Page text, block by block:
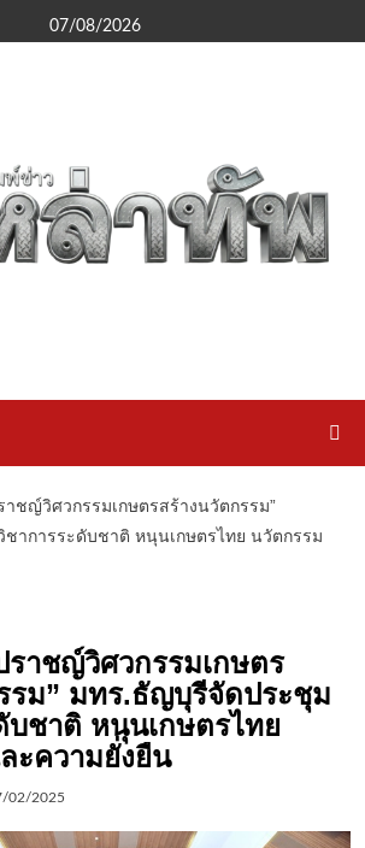
07/08/2026
ชญ์วิศวกรรมเกษตรสร้างนวัตกรรม”
าการระดับชาติ หนุนเกษตรไทย นวัตกรรม
าชญ์วิศวกรรมเกษตร
รม” มทร.ธัญบุรีจัดประชุม
บชาติ หนุนเกษตรไทย
ะความยั่งยืน
02/2025